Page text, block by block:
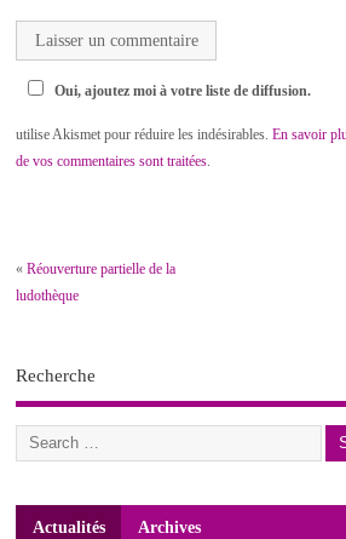
Oui, ajoutez moi à votre liste de diffusion.
utilise Akismet pour réduire les indésirables.En savoir
de vos commentaires sont traitées.
«Réouverture partielle de la
ludothèque
Recherche
Actualités Archives